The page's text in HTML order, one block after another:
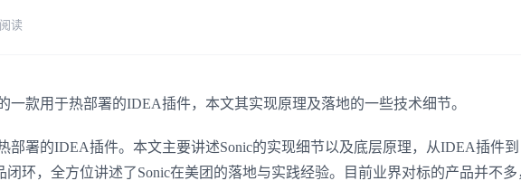
读
一款用于热部署的IDEA插件，本文其实现原理及落地的一些技术细节。
部署的IDEA插件。本文主要讲述Sonic的实现细节以及底层原理，从IDEA插件
环，全方位讲述了Sonic在美团的落地与实践经验。目前业界对标的产品并不多